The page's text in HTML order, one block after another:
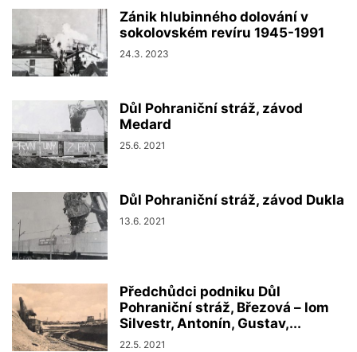
Zánik hlubinného dolování v
sokolovském revíru 1945-1991
24.3. 2023
Důl Pohraniční stráž, závod
Medard
25.6. 2021
Důl Pohraniční stráž, závod Dukla
13.6. 2021
Předchůdci podniku Důl
Pohraniční stráž, Březová – lom
Silvestr, Antonín, Gustav,...
22.5. 2021